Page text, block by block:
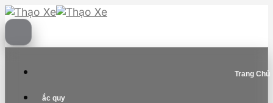
Skip
to
content
Trang Chủ
ắc quy